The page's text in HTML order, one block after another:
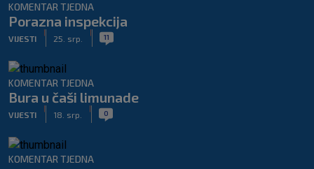
KOMENTAR TJEDNA
Porazna inspekcija
VIJESTI 25. srp. 11
KOMENTAR TJEDNA
Bura u čaši limunade
VIJESTI 18. srp. 0
KOMENTAR TJEDNA